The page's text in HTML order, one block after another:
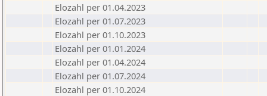
Elozahl per 01.04.2023
Elozahl per 01.07.2023
Elozahl per 01.10.2023
Elozahl per 01.01.2024
Elozahl per 01.04.2024
Elozahl per 01.07.2024
Elozahl per 01.10.2024